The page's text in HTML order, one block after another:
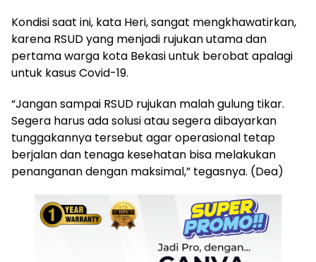
Kondisi saat ini, kata Heri, sangat mengkhawatirkan,
karena RSUD yang menjadi rujukan utama dan
pertama warga kota Bekasi untuk berobat apalagi
untuk kasus Covid-19.
“Jangan sampai RSUD rujukan malah gulung tikar.
Segera harus ada solusi atau segera dibayarkan
tunggakannya tersebut agar operasional tetap
berjalan dan tenaga kesehatan bisa melakukan
penanganan dengan maksimal,” tegasnya. (Dea)